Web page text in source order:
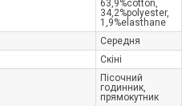
63,9%cotton,
34,2%polyester,
1,9%elasthane
Середня
Скіні
Пісочний
годинник,
прямокутник